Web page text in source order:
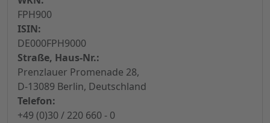
FPH900
ISIN:
DE000FPH9000
Straße, Haus-Nr.:
Prenzlauer Promenade 28,
D-13089 Berlin, Deutschland
Telefon:
+49 (0)30 / 220 660 - 0